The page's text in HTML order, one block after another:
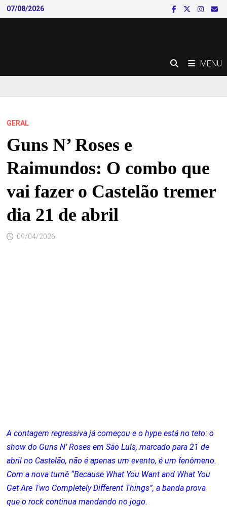
Skip
to
07/08/2026
MENU
GERAL
Guns N’ Roses e
Raimundos: O combo que
vai fazer o Castelão tremer
dia 21 de abril
09/04/2026
A contagem regressiva já começou e o hype está no teto: o
show do Guns N’ Roses em São Luís, marcado para 21 de
abril no Castelão, não é apenas um evento, é um fenômeno.
Com a nova turnê “Because What You Want and What You
Get Are Two Completely Different Things”, a banda prova
que o rock continua mandando no jogo.